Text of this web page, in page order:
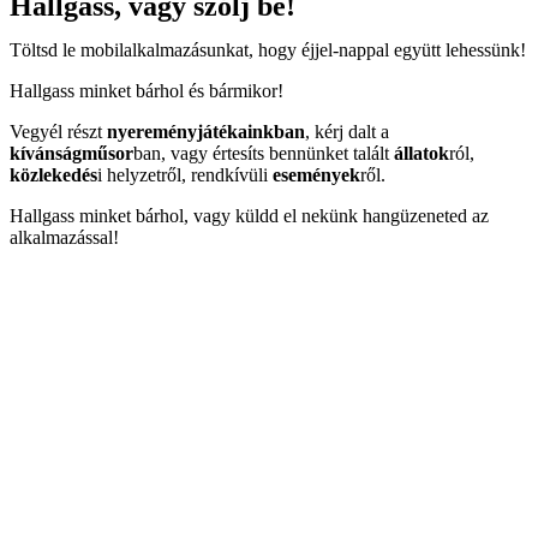
Töltsd le mobilalkalmazásunkat, hogy éjjel-nappal együtt lehessünk!
Hallgass minket bárhol és bármikor!
Vegyél részt nyereményjátékainkban, kérj dalt a
kívánságműsorban, vagy értesíts bennünket talált állatokról,
közlekedési helyzetről, rendkívüli eseményekről.
Hallgass minket bárhol, vagy küldd el nekünk hangüzeneted az
alkalmazással!